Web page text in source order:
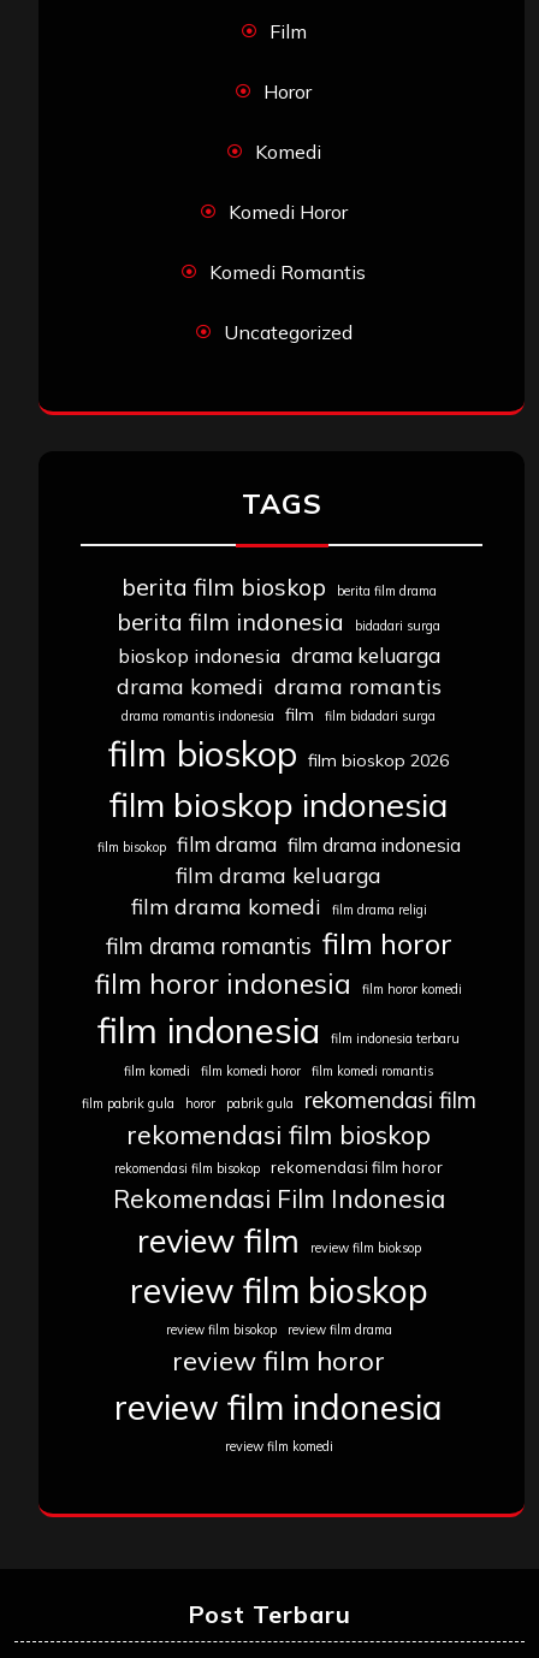
Film
Horor
Komedi
Komedi Horor
Komedi Romantis
Uncategorized
TAGS
berita film bioskop berita film drama
berita film indonesia bidadari surga
bioskop indonesia drama keluarga
drama komedi drama romantis
drama romantis indonesia film film bidadari surga
film bioskop film bioskop 2026
film bioskop indonesia
film bisokop film drama film drama indonesia
film drama keluarga
film drama komedi
film drama religi
film drama romantis film horor
film horor indonesia film horor komedi
film indonesia
film indonesia terbaru
film komedi
film komedi horor
film komedi romantis
film pabrik gula
horor pabrik gula rekomendasi film
rekomendasi film bioskop
rekomendasi film bisokop rekomendasi film horor
Rekomendasi Film Indonesia
review film review film bioksop
review film bioskop
review film bisokop review film drama
review film horor
review film indonesia
review film komedi
Post Terbaru